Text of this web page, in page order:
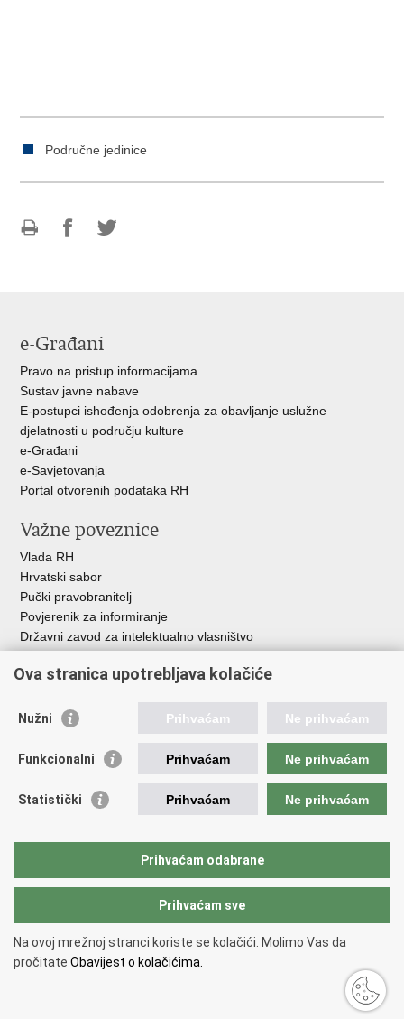
Područne jedinice
e-Građani
Pravo na pristup informacijama
Sustav javne nabave
E-postupci ishođenja odobrenja za obavljanje uslužne
djelatnosti u području kulture
e-Građani
e-Savjetovanja
Portal otvorenih podataka RH
Važne poveznice
Vlada RH
Hrvatski sabor
Pučki pravobranitelj
Povjerenik za informiranje
Državni zavod za intelektualno vlasništvo
HAKOM
Ostale poveznice
Hrvatski audiovizualni centar
Creative Europe
EU National Institutes for Culture
Međunarodni centar za podvodnu arheologiju u Zadru (MCPA)
Copyright © 2026 Ministarstvo kulture i medija.
pristupačnosti.
Ova stranica upotrebljava kolačiće
Nužni Prihvaćam Ne prihvaćam
Funkcionalni Prihvaćam Ne prihvaćam
Statistički Prihvaćam Ne prihvaćam
Prihvaćam odabrane
Prihvaćam sve
Na ovoj mrežnoj stranci koriste se kolačići. Molimo Vas da
pročitate Obavijest o kolačićima.